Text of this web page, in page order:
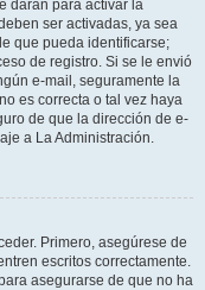
darán para activar la
ser activadas, ya sea
que pueda identificarse;
de registro. Si se le envió
e-mail, seguramente la
es correcta o tal vez haya
de que la dirección de e-
a La Administración.
Primero, asegúrese de
escritos correctamente.
asegurarse de que no ha